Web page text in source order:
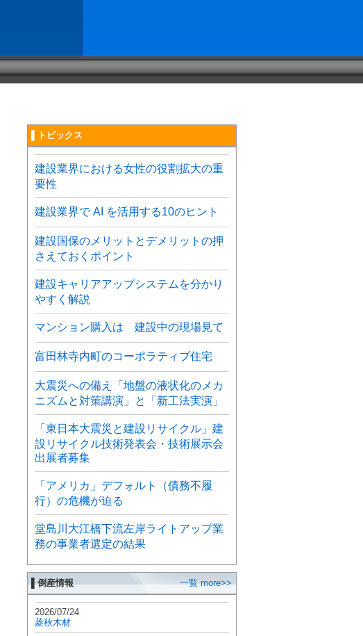
▌トピックス
建設業界における女性の役割拡大の重
要性
建設業界で AI を活用する10のヒント
建設国保のメリットとデメリットの押
さえておくポイント
建設キャリアアップシステムを分かり
やすく解説
マンション購入は 建設中の現場見て
富田林寺内町のコーポラティブ住宅
大震災への備え「地盤の液状化のメカ
ニズムと対策講演」と「新工法実演」
「東日本大震災と建設リサイクル」建
設リサイクル技術発表会・技術展示会
出展者募集
「アメリカ」デフォルト（債務不履
行）の危機が迫る
堂島川大江橋下流左岸ライトアップ業
務の事業者選定の結果
▌倒産情報 一覧 more>>
2026/07/24
菱秋木材